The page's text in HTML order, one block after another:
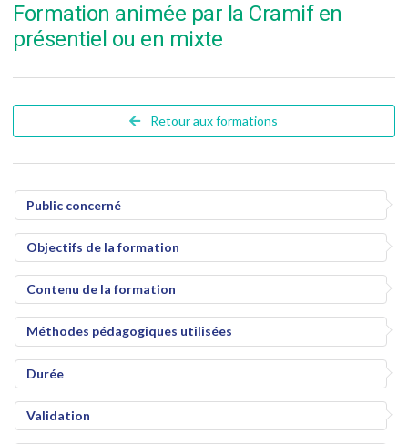
Formation animée par la Cramif en
présentiel ou en mixte
Retour aux formations
Public concerné
Objectifs de la formation
Contenu de la formation
Méthodes pédagogiques utilisées
Durée
Validation